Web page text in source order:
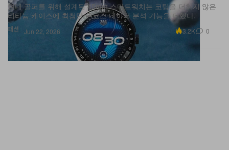
패션
현대 골퍼를 위해 설계된 45mm 스마트워치는 코팅을 더하지 않은
티타늄 케이스에 최첨단 온코스 데이터 분석 기능을 더했다.
Jun 22, 2026 3.2K 0